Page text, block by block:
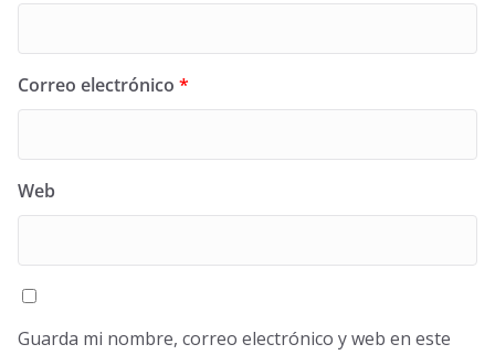
Correo electrónico *
Web
Guarda mi nombre, correo electrónico y web en este